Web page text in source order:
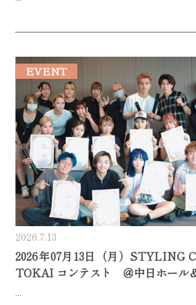
EVENT
2026.7.13
2026年07月13日（月）STYLING
TOKAI コンテスト ＠中日ホール
...